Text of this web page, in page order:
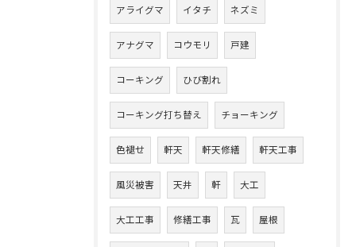
アライグマ イタチ ネズミ
アナグマ コウモリ 戸建
コーキング ひび割れ
コーキング打ち替え チョーキング
色褪せ 軒天 軒天修繕 軒天工事
風災被害 天井 軒 大工
大工工事 修繕工事 瓦 屋根